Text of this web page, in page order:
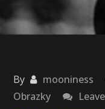
By mooniness
Obrazky